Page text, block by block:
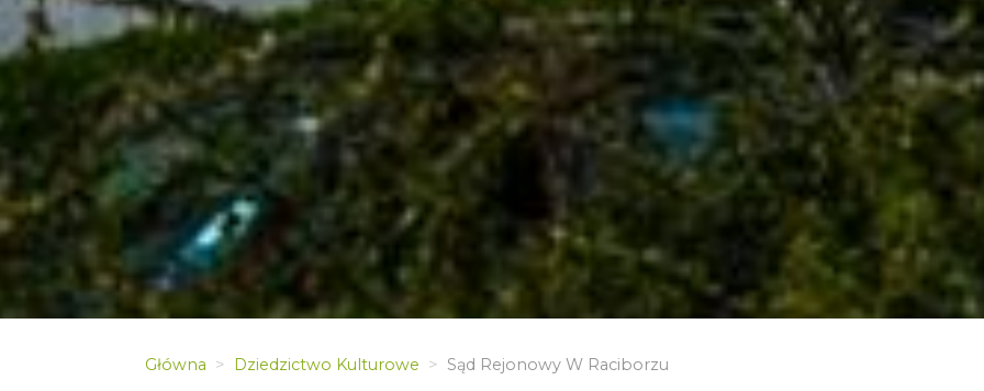
Główna Dziedzictwo Kulturowe Sąd Rejonowy W Raciborzu